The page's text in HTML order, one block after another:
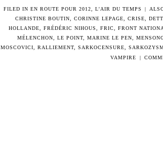
FILED IN EN ROUTE POUR 2012 L'AIR DU TEMPS |
CHRISTINE BOUTIN
CORINNE LEPAGE CRISE
HOLLANDE
FRÉDÉRIC NIHOUS FRIC FRONT
MÉLENCHON
LE POINT, MARINE LE PEN
MOSCOVICI
RALLIEMENT, SARKOCENSURE
VAMPIRE
|